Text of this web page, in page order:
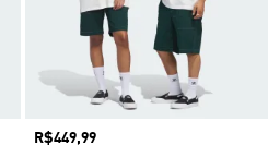
Preço
R$449,99